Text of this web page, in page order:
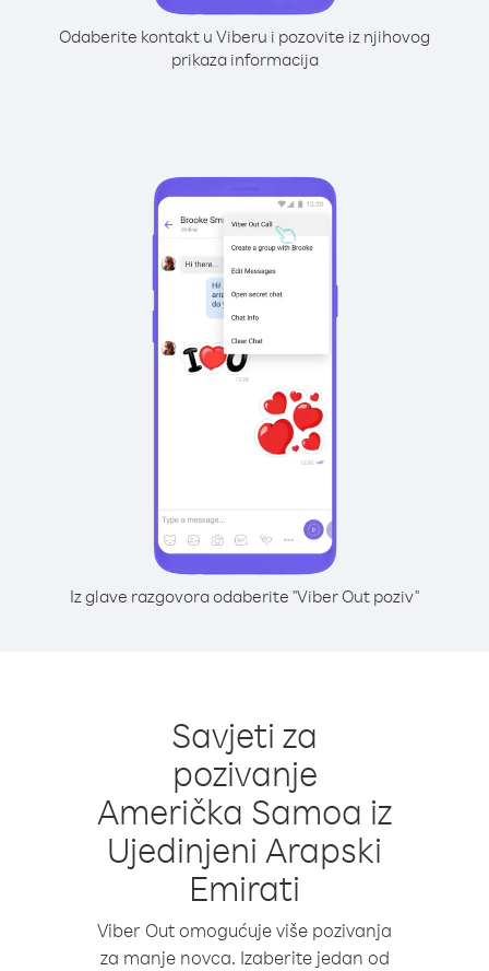
Odaberite kontakt u Viberu i pozovite iz njihovog
prikaza informacija
Iz glave razgovora odaberite "Viber Out poziv"
Savjeti za
pozivanje
Američka Samoa iz
Ujedinjeni Arapski
Emirati
Viber Out omogućuje više pozivanja
za manje novca. Izaberite jedan od